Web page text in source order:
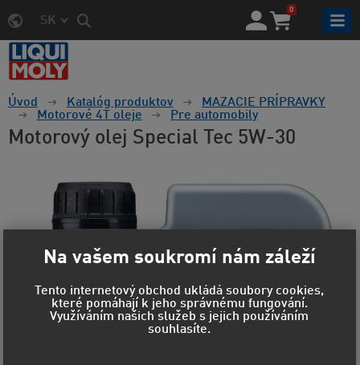
SK
0
Úvod Katalóg produktov
MAZACIE PRÍPRAVKY
Motorové 4T oleje
Pre automobily
Motorový olej Special Tec 5W-30
Na vašem soukromí nám záleží
Tento internetový obchod ukládá soubory cookies,
které pomáhají k jeho správnému fungování.
Využíváním našich služeb s jejich používáním
souhlasíte.